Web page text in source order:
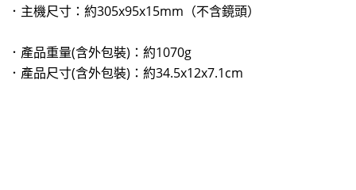
．主機尺寸：約305x95x15mm（不含鏡頭）
．產品重量(含外包裝)：約1070g
．產品尺寸(含外包裝)：約34.5x12x7.1cm